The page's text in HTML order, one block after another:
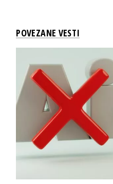
POVEZANE VESTI